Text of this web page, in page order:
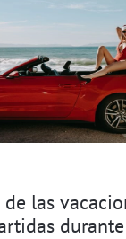
las